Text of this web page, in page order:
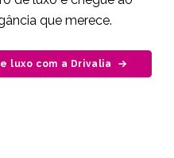
que merece.
luxo com a Drivalia